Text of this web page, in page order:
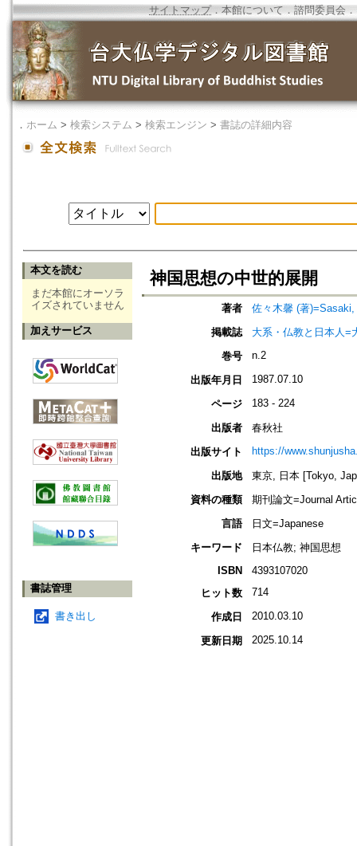
サイトマップ．本館について ． 諮問委員会 ．
． ホーム > 検索システム > 検索エンジン > 書誌の詳細内容
本文を読む
まだ本館にオーソラ
イズされていません
加えサービス
書誌管理
書き出し
神国思想の中世的展開
著者
佐々木馨 (著)=Sasaki,
掲載誌
大系・仏教と日本人=
巻号
n.2
出版年月日 1987.07.10
ページ 183 - 224
出版者
春秋社
出版サイト
https://
出版地
東京, 日本 [Tokyo,
資料の種類
期刊論文=Journal
言語
日文=Japanese
キーワード
日本仏教; 神国思想
ISBN
4393107020
ヒット数
714
作成日 2010.03.10
更新日期 2025.10.14